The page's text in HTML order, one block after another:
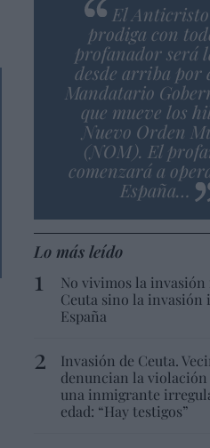
El Anticristo
prodiga con
profanador será
desde arriba por
Mandatario
que mueve los
Nuevo Orden
(NOM). El
comenzará a
España…
Lo más leído
No vivimos la
Ceuta sino la invasión
España
Invasión de Ceuta.
denuncian la violación
una inmigrante
edad: “Hay testigos”